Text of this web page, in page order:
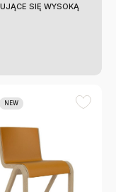
SIĘ WYSOKĄ
NEW